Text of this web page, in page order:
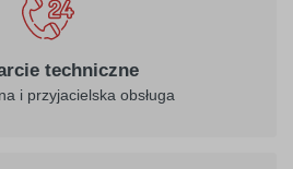
techniczne
i przyjacielska obsługa